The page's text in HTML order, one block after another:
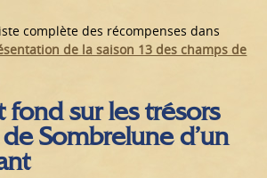
complète des récompenses dans
de la saison 13 des champs de
fond sur les trésors
Sombrelune d’un